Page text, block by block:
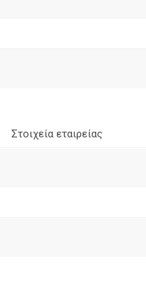
Στοιχεία εταιρείας